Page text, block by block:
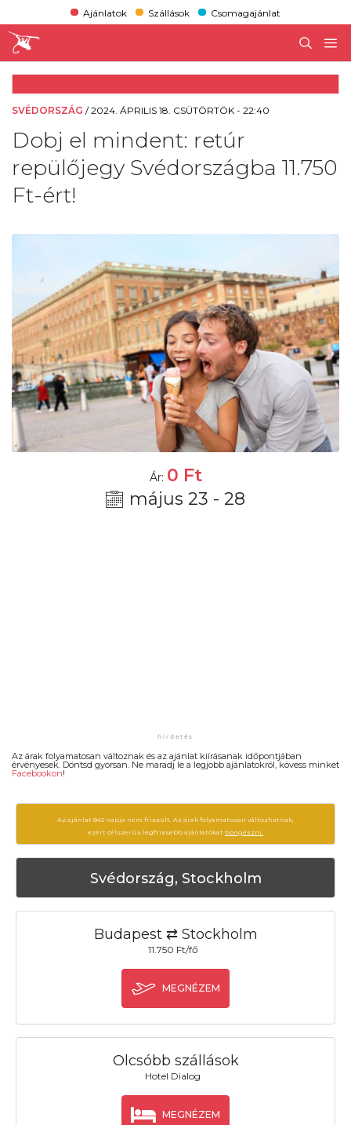
Ajánlatok Szállások Csomagajánlat
SVÉDORSZÁG /2024. ÁPRILIS 18. CSÜTÖRTÖK - 22:40
Dobj el mindent: retúr
repülőjegy Svédországba 11.750
Ft-ért!
Ár: 0 Ft
május 23 - 28
Az árak folyamatosan változnak és az ajánlat kiírásanak időpontjában
érvényesek. Döntsd gyorsan. Ne maradj le a legjobb ajánlatokról, kövess minket
Facebookon!
Az ajánlat 842 napja nem frissült. Az árak folyamatosan változhatnak,
ezért célszerű a legfrissebb ajánlatokat böngészni.
Svédország, Stockholm
Budapest ⇄ Stockholm
11.750 Ft/fő
MEGNÉZEM
Olcsóbb szállások
Hotel Dialog
MEGNÉZEM